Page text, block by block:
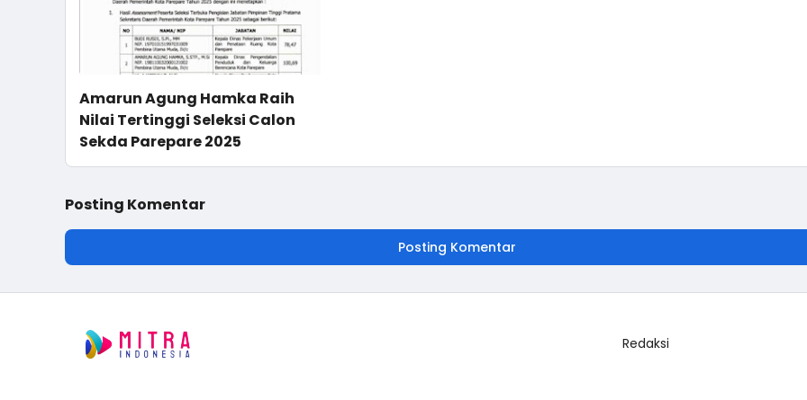
Amarun Agung Hamka Raih
Nilai Tertinggi Seleksi Calon
Sekda Parepare 2025
Posting Komentar
Posting Komentar
Redaksi